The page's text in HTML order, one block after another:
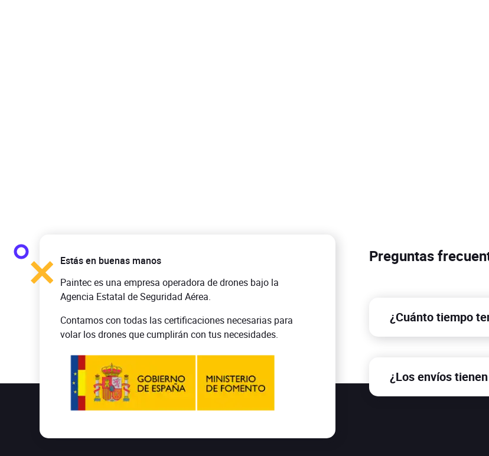
Estás en buenas manos
Paintec es una empresa operadora de drones bajo la
Agencia Estatal de Seguridad Aérea.
Contamos con todas las certificaciones necesarias para
volar los drones que cumplirán con tus necesidades.
Preguntas
¿Cuánto tiempo
producto.
¿Los envíos